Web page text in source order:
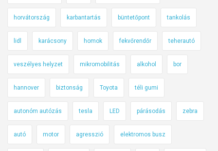
horvátország karbantartás büntetőpont tankolás
lidl karácsony homok fekvőrendőr teherautó
veszélyes helyzet mikromobilitás alkohol bor
hannover biztonság Toyota téli gumi
autonóm autózás tesla LED párásodás zebra
autó motor agresszió elektromos busz